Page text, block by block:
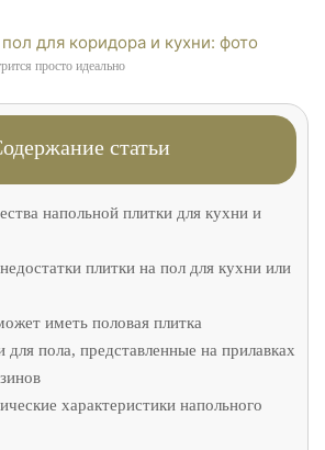
просто идеально
статьи
напольной плитки для кухни и
плитки на пол для кухни или
иметь половая плитка
для пола, представленные на прилавках
характеристики напольного